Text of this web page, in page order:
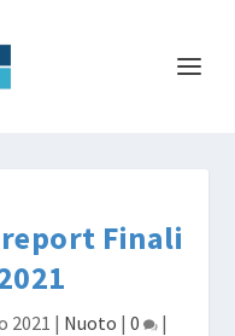
Finali
2021 | Nuoto | 0 |